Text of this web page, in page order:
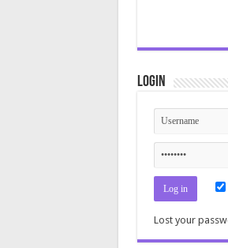
Login
Lost your